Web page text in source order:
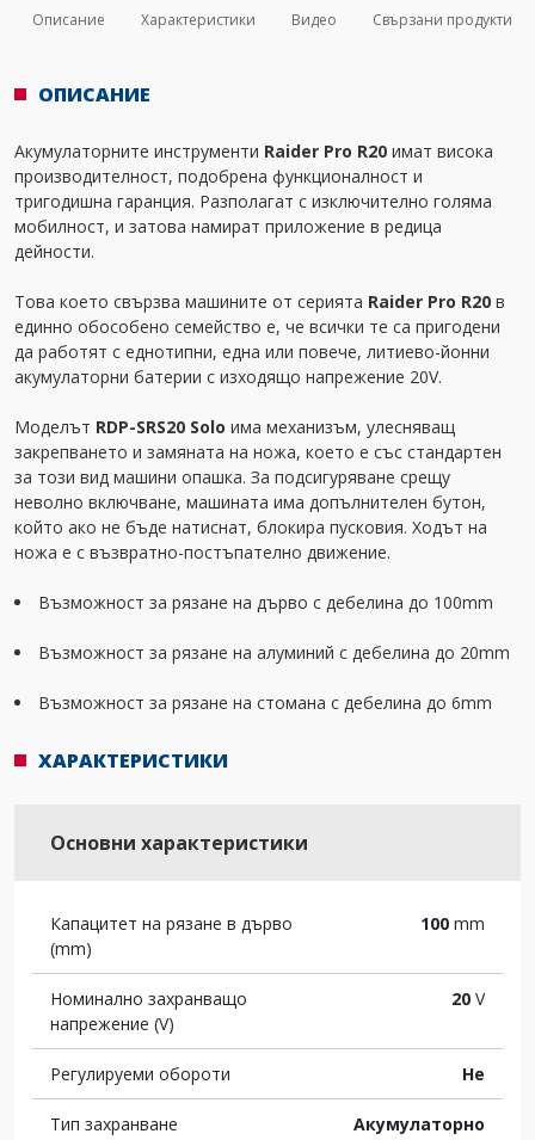
Описание Характеристики Видео Свързани продукти
ОПИСАНИЕ
Акумулаторните инструменти Raider Pro R20 имат висока
производителност, подобрена функционалност и
тригодишна гаранция. Разполагат с изключително голяма
мобилност, и затова намират приложение в редица
дейности.
Това което свързва машините от серията Raider Pro R20 в
единно обособено семейство е, че всички те са пригодени
да работят с еднотипни, една или повече, литиево-йонни
акумулаторни батерии с изходящо напрежение 20V.
Моделът RDP-SRS20 Solo има механизъм, улесняващ
закрепването и замяната на ножа, което е със стандартен
за този вид машини опашка. За подсигуряване срещу
неволно включване, машината има допълнителен бутон,
който ако не бъде натиснат, блокира пусковия. Ходът на
ножа е с възвратно-постъпателно движение.
Възможност за рязане на дърво с дебелина до 100mm
Възможност за рязане на алуминий с дебелина до 20mm
Възможност за рязане на стомана с дебелина до 6mm
ХАРАКТЕРИСТИКИ
Основни характеристики
Капацитет на рязане в дърво
(mm)
100 mm
Номинално захранващо
напрежение (V)
20 V
Регулируеми обороти Не
Тип захранване Акумулаторно